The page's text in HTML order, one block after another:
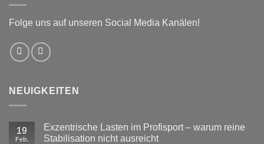
Folge uns auf unseren Social Media Kanälen!
NEUIGKEITEN
19
Feb.
Exzentrische Lasten im Profisport – warum reine
Stabilisation nicht ausreicht